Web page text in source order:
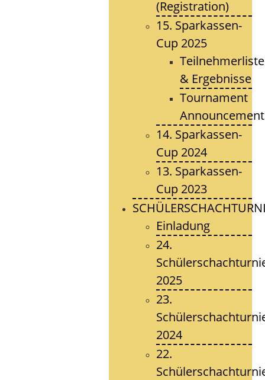
(Registration)
15. Sparkassen-
Cup 2025
& Ergebnisse
Tournament
Announcement
14. Sparkassen-
Cup 2024
13. Sparkassen-
Cup 2023
Einladung
24.
2025
23.
2024
22.